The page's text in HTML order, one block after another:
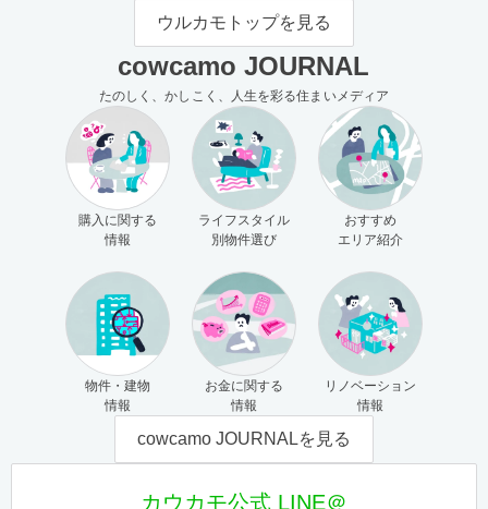
主さま向け）
ウルカモトップを見る
cowcamo JOURNAL
たのしく、かしこく、人生を彩る住まいメディア
購入に関する
情報
ライフスタイル
別物件選び
おすすめ
エリア紹介
物件・建物
情報
お金に関する
情報
リノベーション
情報
cowcamo JOURNALを見る
カウカモ公式 LINE＠